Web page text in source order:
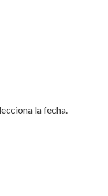
la fecha.